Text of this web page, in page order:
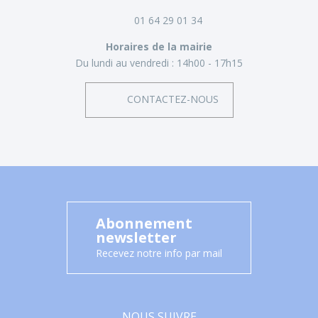
01 64 29 01 34
Horaires de la mairie
Du lundi au vendredi : 14h00 - 17h15
CONTACTEZ-NOUS
Abonnement
newsletter
Recevez notre info par mail